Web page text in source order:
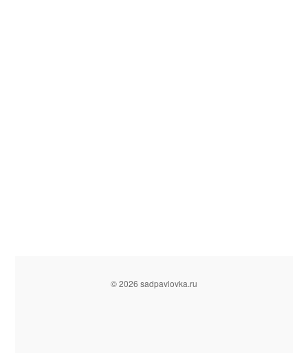
© 2026 sadpavlovka.ru